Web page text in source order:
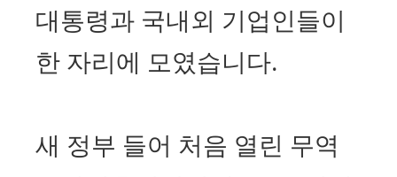
대통령과 국내외 기업인들이
한 자리에 모였습니다.
새 정부 들어 처음 열린 무역